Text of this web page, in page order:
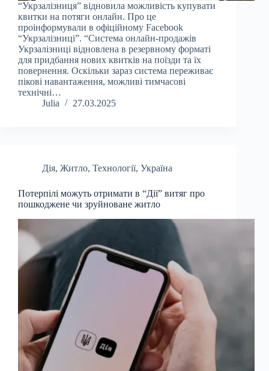
“Укрзалізниця” відновила можливість купувати
квитки на потяги онлайн. Про це
проінформували в офіційному Facebook
“Укрзалізниці”. “Система онлайн-продажів
Укрзалізниці відновлена в резервному форматі
для придбання нових квитків на поїзди та їх
повернення. Оскільки зараз система переживає
пікові навантаження, можливі тимчасові
технічні…
Julia
27.03.2025
Дія, Житло, Технології, Україна
Потерпілі можуть отримати в “Дії” витяг про
пошкоджене чи зруйноване житло